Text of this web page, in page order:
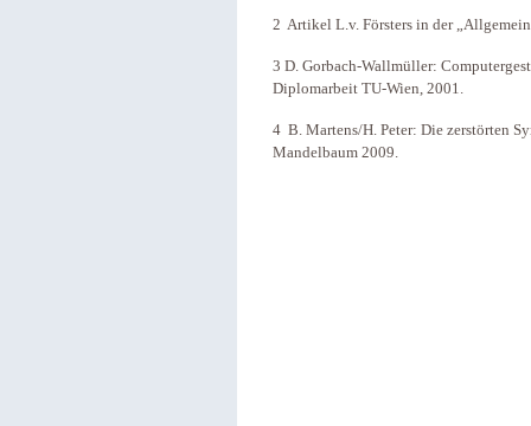
2 Artikel L.v. Försters in der
3 D. Gorbach-Wallmüller:
Diplomarbeit TU-Wien, 2001.
4 B. Martens/H. Peter: Die zerstörten
Mandelbaum 2009.